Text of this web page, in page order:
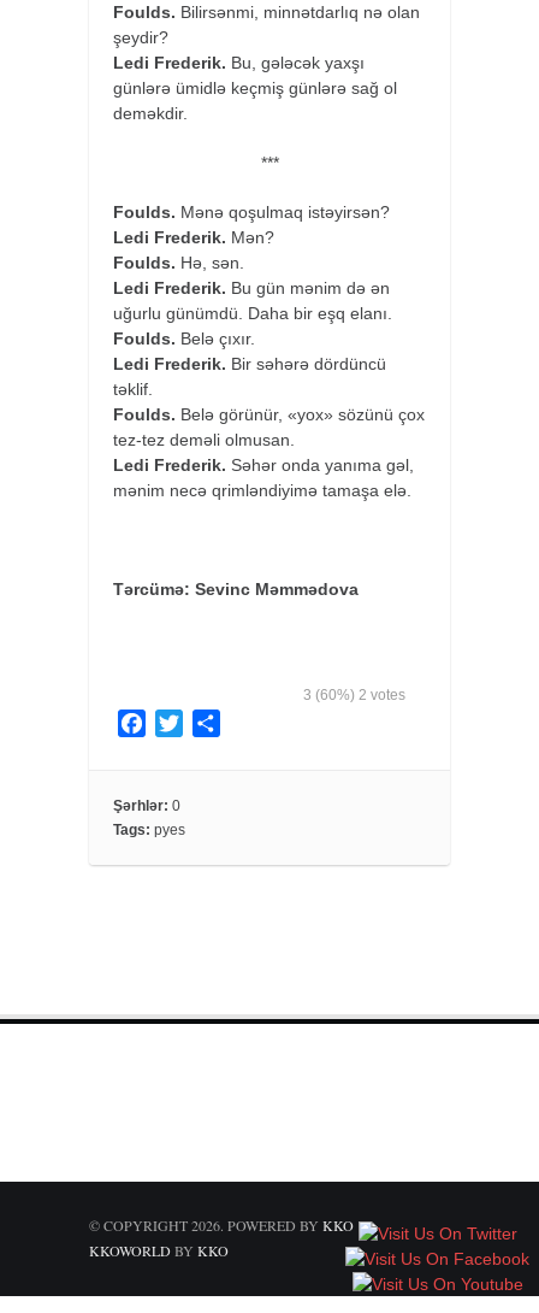
Foulds. Bilirsənmi, minnətdarlıq nə olan
şeydir?
Ledi Frederik. Bu, gələcək yaxşı
günlərə ümidlə keçmiş günlərə sağ ol
deməkdir.
***
Foulds. Mənə qoşulmaq istəyirsən?
Ledi Frederik. Mən?
Foulds. Hə, sən.
Ledi Frederik. Bu gün mənim də ən
uğurlu günümdü. Daha bir eşq elanı.
Foulds. Belə çıxır.
Ledi Frederik. Bir səhərə dördüncü
təklif.
Foulds. Belə görünür, «yox» sözünü çox
tez-tez deməli olmusan.
Ledi Frederik. Səhər onda yanıma gəl,
mənim necə qrimləndiyimə tamaşa elə.
Tərcümə: Sevinc Məmmədova
3 (60%) 2 votes
e
b
o
t
e
Şərhlər: 0
Tags: pyes
© COPYRIGHT 2026. POWERED BY KKO
KKOWORLDBY KKO